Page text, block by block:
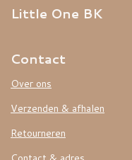
Little One BK
Contact
Over ons
Verzenden & afhalen
Retourneren